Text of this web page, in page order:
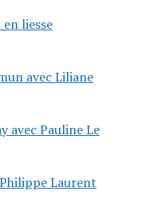
liesse
avec Liliane
avec Pauline Le
Laurent